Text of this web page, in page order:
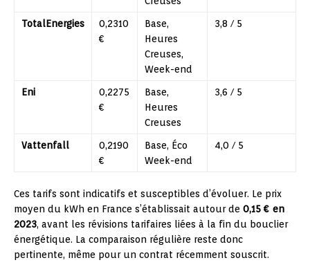
TotalEnergies
0,2310
€
Base,
Heures
Creuses,
Week-end
3,8 / 5
Eni
0,2275
€
Base,
Heures
Creuses
3,6 / 5
Vattenfall
0,2190
€
Base, Éco
Week-end
4,0 / 5
Ces tarifs sont indicatifs et susceptibles d’évoluer. Le prix
moyen du kWh en France s’établissait autour de 0,15 € en
2023, avant les révisions tarifaires liées à la fin du bouclier
énergétique. La comparaison régulière reste donc
pertinente, même pour un contrat récemment souscrit.